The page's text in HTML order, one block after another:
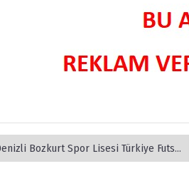
Bozkurt Spor Lisesi Türkiye Futsal Şampiyonu oldu